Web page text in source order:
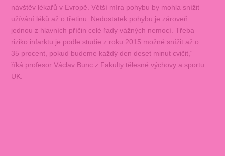
návštěv lékařů v Evropě. Větší míra pohybu by mohla snížit
užívání léků až o třetinu. Nedostatek pohybu je zároveň
jednou z hlavních příčin celé řady vážných nemocí. Třeba
riziko infarktu je podle studie z roku 2015 možné snížit až o
35 procent, pokud budeme každý den deset minut cvičit,“
říká profesor Václav Bunc z Fakulty tělesné výchovy a sportu
UK.